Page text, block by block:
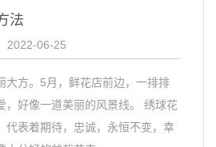
法
2022-06-25
大方。5月，鲜花店前边，一排排
，好像一道美丽的风景线。 绣球花
代表着期待，忠诚，永恒不变，幸